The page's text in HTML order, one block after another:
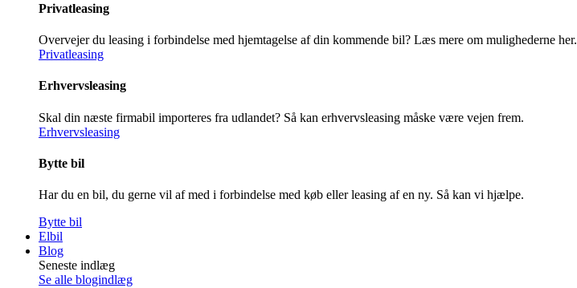
Privatleasing
Overvejer du leasing i forbindelse med hjemtagelse af din kommende bil? Læs mere om mulighederne her.
Privatleasing
Erhvervsleasing
Skal din næste firmabil importeres fra udlandet? Så kan erhvervsleasing måske være vejen frem.
Erhvervsleasing
Bytte bil
Har du en bil, du gerne vil af med i forbindelse med køb eller leasing af en ny. Så kan vi hjælpe.
Bytte bil
Elbil
Blog
Seneste indlæg
Se alle blogindlæg